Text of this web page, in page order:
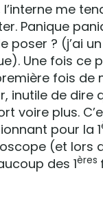
me
Panique
poser ? (j’ai
Une fois ce
fois de
inutile de dire
voire plus.
pour la 1
(et lors
des 1ères